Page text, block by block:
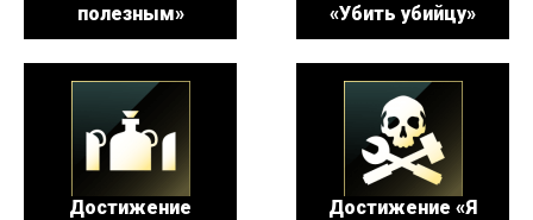
полезным»
«Убить убийцу»
Достижение
Достижение «Я